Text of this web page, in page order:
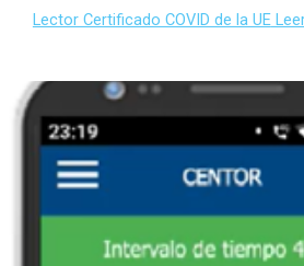
Lector Certificado COVID de la UE